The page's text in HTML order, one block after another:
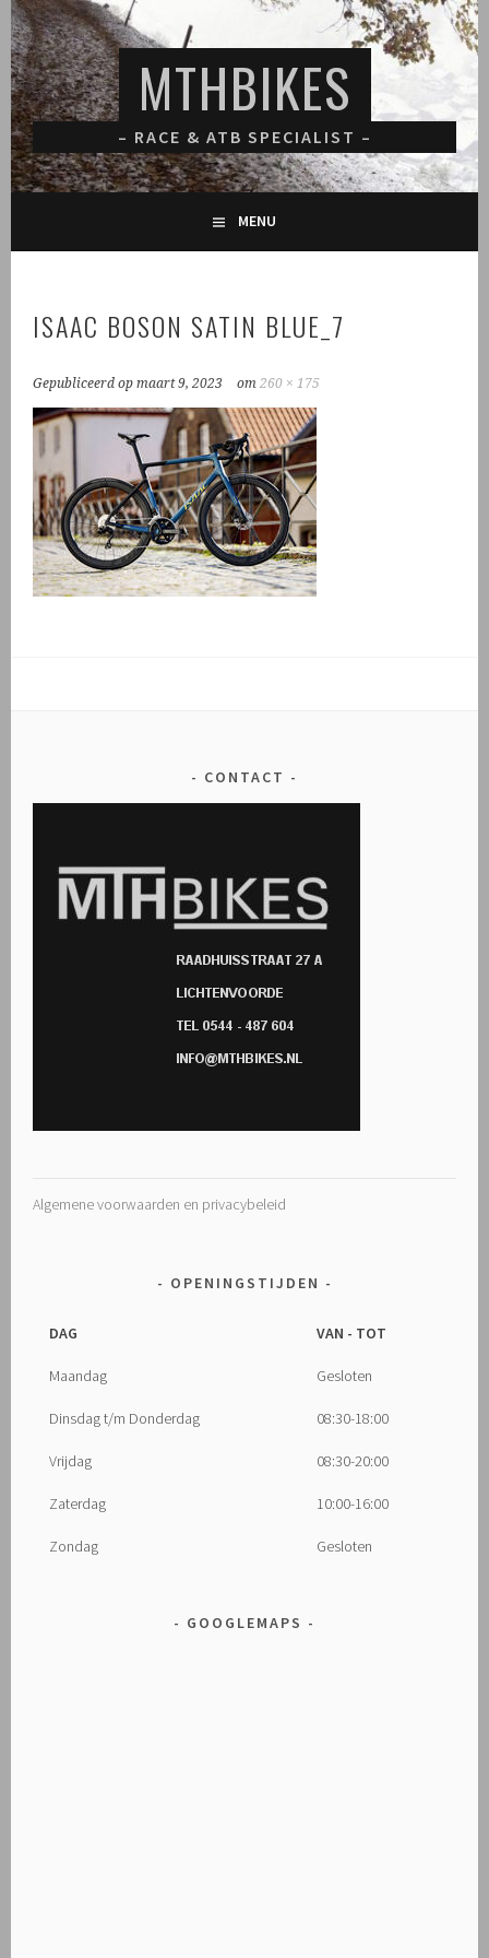
Spring
naar
inhoud
MTHBIKES
– RACE & ATB SPECIALIST –
MENU
ISAAC BOSON SATIN BLUE_7
Gepubliceerd opmaart 9, 2023 om260 × 175
CONTACT
Algemene voorwaarden en privacybeleid
OPENINGSTIJDEN
DAG VAN - TOT
Maandag Gesloten
Dinsdag t/m Donderdag 08:30-18:00
Vrijdag 08:30-20:00
Zaterdag 10:00-16:00
Zondag Gesloten
GOOGLEMAPS